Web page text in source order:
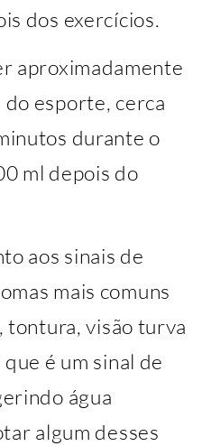
dos exercícios.
aproximadamente
do esporte, cerca
durante o
ml depois do
aos sinais de
mais comuns
tontura, visão turva
é um sinal de
água
algum desses